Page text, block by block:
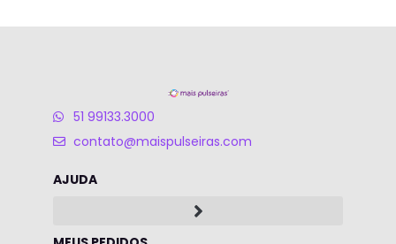
51 99133.3000
contato@maispulseiras.com
AJUDA